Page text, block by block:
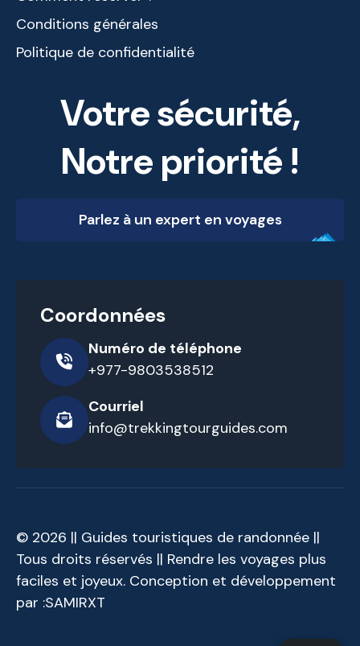
Conditions générales
Politique de confidentialité
Votre sécurité,
Notre priorité !
Parlez à un expert en voyages
Coordonnées
Numéro de téléphone
+977-9803538512
Courriel
info@trekkingtourguides.com
© 2026 || Guides touristiques de randonnée ||
Tous droits réservés || Rendre les voyages plus
faciles et joyeux. Conception et développement
par :SAMIRXT